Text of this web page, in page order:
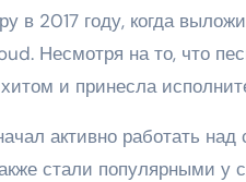
в 2017 году, когда
Несмотря на то, что
и принесла
активно работать
стали популярными у